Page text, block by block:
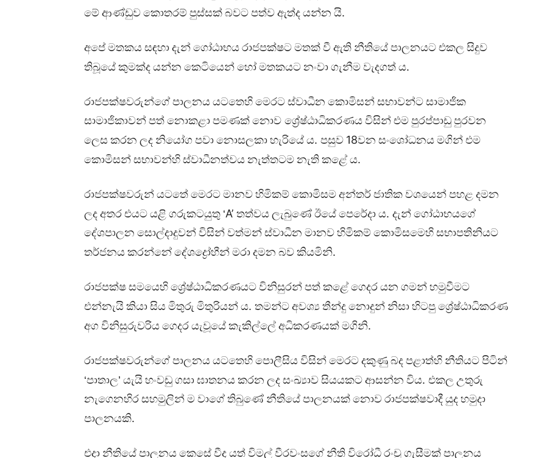
මේ ආණ්ඩුව කොතරම් පුස්සක් බවට පත්ව ඇත්ද යන්න යි.
අපේ මතකය සඳහා දැන් ගෝඨාභය රාජපක්ෂට මතක් වී ඇති නීතියේ පාලනයට එකල සිදුව
තිබූයේ කුමක්ද යන්න කෙටියෙන් හෝ මතකයට නංවා ගැනීම වැදගත් ය.
රාජපක්ෂවරුන්ගේ පාලනය යටතෙහි මෙරට ස්වාධීන කොමිසන් සභාවන්ට සාමාජික
සාමාජිකාවන් පත් නොකළා පමණක් නොව ශ්‍රේෂ්ඨාධිකරණය විසින් එම පුරප්පාඩු පුරවන
ලෙස කරන ලද නියෝග පවා නොසලකා හැරියේ ය. පසුව 18වන සංශෝධනය මගින් එම
කොමිසන් සභාවන්හි ස්වාධීනත්වය නැත්තටම නැති කළේ ය.
රාජපක්ෂවරුන් යටතේ මෙරට මානව හිමිකම් කොමිසම අන්තර් ජාතික වශයෙන් පහළ දමන
ලද අතර එයට යළි ගරුකටයුතු ‘A’ තත්වය ලැබුණේ ඊයේ පෙරේදා ය. දැන් ගෝඨාභයගේ
දේශපාලන සොල්දාදුවන් විසින් වත්මන් ස්වාධීන මානව හිමිකම් කොමිසමෙහි සභාපතිනියට
තර්ජනය කරන්න‌ේ දේශද්‍රෝහීන් මරා දමන බව කියමිනි.
රාජපක්ෂ සමයෙහි ශ්‍රේෂ්ඨාධිකරණයට විනිසුරන් පත් කළේ ගෙදර යන ගමන් හමුවීමට
එන්නැයි කියා සිය මිතුරු මිතුරියන් ය. තමන්ට අවශ්‍ය තීන්දු නොදුන් නිසා හිටපු ශ්‍රේෂ්ඨාධිකරණ
අග විනිසුරුවරිය ගෙදර යැවූයේ කැකිල්ලේ අධිකරණයක් මගිනි.
රාජපක්ෂවරුන්ගේ පාලනය යටතෙහි පොලීසිය විසින් මෙරට දකුණු බද පළාත්හි නීතියට පිටින්
‘පාතාල’ යැයි හංවඩු ගසා ඝාතනය කරන ලද සංඛ්‍යාව සියයකට ආසන්න විය. එකල උතුරු
නැගෙනහිර සහමුලින් ම වාගේ තිබුණේ නීතියේ පාලනයක් නොව රාජපක්ෂවාදී යුද හමුදා
පාලනයකි.
එදා නීතියේ පාලනය කෙසේ වීද යත් විමල් වීරවංසගේ නීති විරෝධී රංචු ගැසීමක් පාලනය